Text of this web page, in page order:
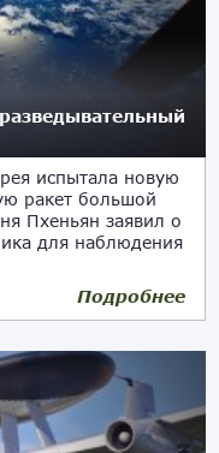
испытала новую
ракет большой
Пхеньян заявил о
для наблюдения
Подробнее